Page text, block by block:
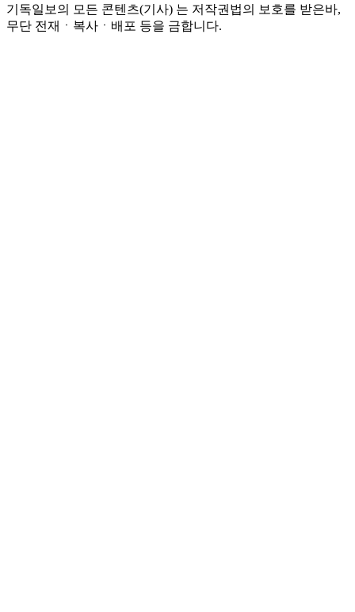
기독일보의 모든 콘텐츠(기사) 는 저작권법의 보호를 받은바,
무단 전재ㆍ복사ㆍ배포 등을 금합니다.